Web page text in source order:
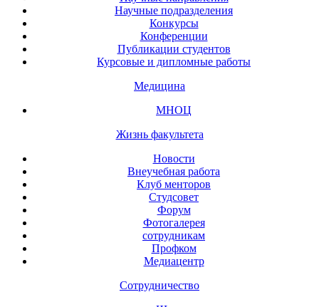
Научные подразделения
Конкурсы
Конференции
Публикации студентов
Курсовые и дипломные работы
Медицина
МНОЦ
Жизнь факультета
Новости
Внеучебная работа
Клуб менторов
Студсовет
Форум
Фотогалерея
сотрудникам
Профком
Медиацентр
Сотрудничество